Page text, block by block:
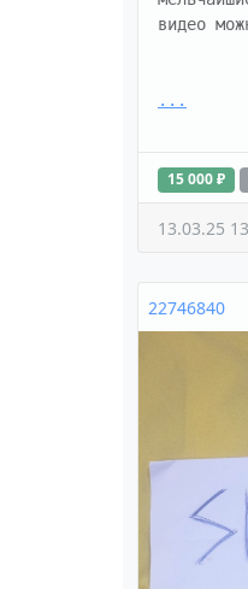
видео
...
15 000 ₽
13.03.25
22746840